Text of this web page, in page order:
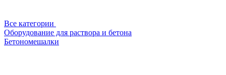
Все категории
Оборудование для раствора и бетона
Бетономешалки